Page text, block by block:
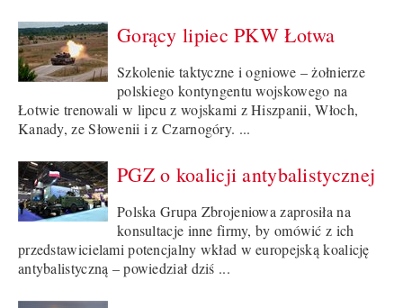
Gorący lipiec PKW Łotwa
Szkolenie taktyczne i ogniowe – żołnierze
polskiego kontyngentu wojskowego na
Łotwie trenowali w lipcu z wojskami z Hiszpanii, Włoch,
Kanady, ze Słowenii i z Czarnogóry. ...
PGZ o koalicji antybalistycznej
Polska Grupa Zbrojeniowa zaprosiła na
konsultacje inne firmy, by omówić z ich
przedstawicielami potencjalny wkład w europejską koalicję
antybalistyczną – powiedział dziś ...